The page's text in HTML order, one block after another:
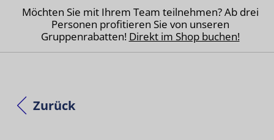
Möchten Sie mit Ihrem Team teilnehmen? Ab drei
Personen profitieren Sie von unseren
Gruppenrabatten! Direkt im Shop buchen!
Zurück